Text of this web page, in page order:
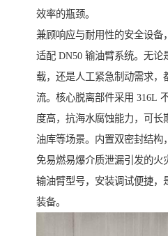
效率的瓶颈。
兼顾响应与耐用性的安全设备
适配 DN50 输油臂系统。无论
载，还是人工紧急制动需求，
流。核心脱离部件采用 316L
度高，抗海水腐蚀能力，可长
油库等场景。内置双密封结构
免易燃易爆介质泄漏引发的火
输油臂型号，安装调试便捷，
装备。